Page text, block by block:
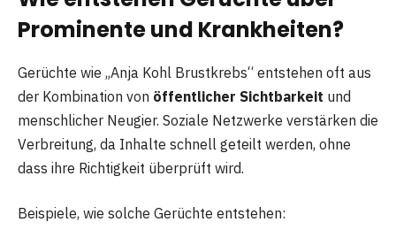
Prominente und Krankheiten?
Gerüchte wie „Anja Kohl Brustkrebs“ entstehen oft aus
der Kombination von öffentlicher Sichtbarkeit und
menschlicher Neugier. Soziale Netzwerke verstärken die
Verbreitung, da Inhalte schnell geteilt werden, ohne
dass ihre Richtigkeit überprüft wird.
Beispiele, wie solche Gerüchte entstehen: